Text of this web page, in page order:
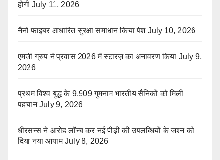
होगी July 11, 2026
नैनो फाइबर आधारित सुरक्षा समाधान किया पेश July 10, 2026
एमजी ग्रुप ने प्रवास 2026 में स्टारज़ का अनावरण किया July 9,
2026
प्रथम विश्व युद्ध के 9,909 गुमनाम भारतीय सैनिकों को मिली
पहचान July 9, 2026
धीरसन्स ने आरोह लॉन्च कर नई पीढ़ी की उपलब्धियों के जश्न को
दिया नया आयाम July 8, 2026